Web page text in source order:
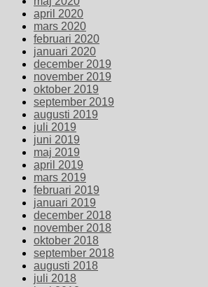
april 2020
mars 2020
februari 2020
januari 2020
december 2019
november 2019
oktober 2019
september 2019
augusti 2019
juli 2019
juni 2019
maj 2019
april 2019
mars 2019
februari 2019
januari 2019
december 2018
november 2018
oktober 2018
september 2018
augusti 2018
juli 2018